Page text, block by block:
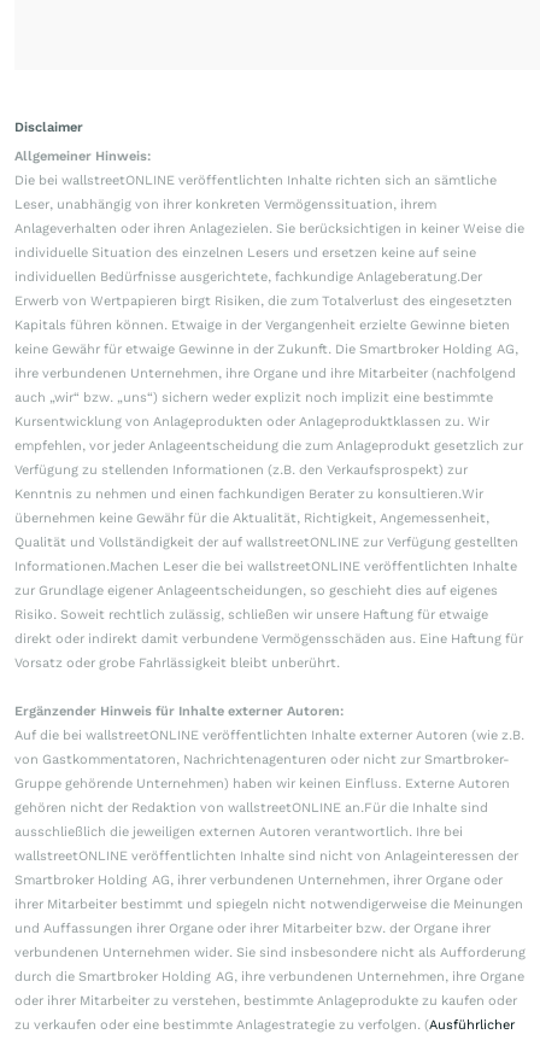
Disclaimer
Allgemeiner Hinweis:
Die bei wallstreetONLINE veröffentlichten Inhalte richten sich an sämtliche
Leser, unabhängig von ihrer konkreten Vermögenssituation, ihrem
Anlageverhalten oder ihren Anlagezielen. Sie berücksichtigen in keiner Weise die
individuelle Situation des einzelnen Lesers und ersetzen keine auf seine
individuellen Bedürfnisse ausgerichtete, fachkundige Anlageberatung.Der
Erwerb von Wertpapieren birgt Risiken, die zum Totalverlust des eingesetzten
Kapitals führen können. Etwaige in der Vergangenheit erzielte Gewinne bieten
keine Gewähr für etwaige Gewinne in der Zukunft. Die Smartbroker Holding AG,
ihre verbundenen Unternehmen, ihre Organe und ihre Mitarbeiter (nachfolgend
auch „wir“ bzw. „uns“) sichern weder explizit noch implizit eine bestimmte
Kursentwicklung von Anlageprodukten oder Anlageproduktklassen zu. Wir
empfehlen, vor jeder Anlageentscheidung die zum Anlageprodukt gesetzlich zur
Verfügung zu stellenden Informationen (z.B. den Verkaufsprospekt) zur
Kenntnis zu nehmen und einen fachkundigen Berater zu konsultieren.Wir
übernehmen keine Gewähr für die Aktualität, Richtigkeit, Angemessenheit,
Qualität und Vollständigkeit der auf wallstreetONLINE zur Verfügung gestellten
Informationen.Machen Leser die bei wallstreetONLINE veröffentlichten Inhalte
zur Grundlage eigener Anlageentscheidungen, so geschieht dies auf eigenes
Risiko. Soweit rechtlich zulässig, schließen wir unsere Haftung für etwaige
direkt oder indirekt damit verbundene Vermögensschäden aus. Eine Haftung für
Vorsatz oder grobe Fahrlässigkeit bleibt unberührt.
Ergänzender Hinweis für Inhalte externer Autoren:
Auf die bei wallstreetONLINE veröffentlichten Inhalte externer Autoren (wie z.B.
von Gastkommentatoren, Nachrichtenagenturen oder nicht zur Smartbroker-
Gruppe gehörende Unternehmen) haben wir keinen Einfluss. Externe Autoren
gehören nicht der Redaktion von wallstreetONLINE an.Für die Inhalte sind
ausschließlich die jeweiligen externen Autoren verantwortlich. Ihre bei
wallstreetONLINE veröffentlichten Inhalte sind nicht von Anlageinteressen der
Smartbroker Holding AG, ihrer verbundenen Unternehmen, ihrer Organe oder
ihrer Mitarbeiter bestimmt und spiegeln nicht notwendigerweise die Meinungen
und Auffassungen ihrer Organe oder ihrer Mitarbeiter bzw. der Organe ihrer
verbundenen Unternehmen wider. Sie sind insbesondere nicht als Aufforderung
durch die Smartbroker Holding AG, ihre verbundenen Unternehmen, ihre Organe
oder ihrer Mitarbeiter zu verstehen, bestimmte Anlageprodukte zu kaufen oder
zu verkaufen oder eine bestimmte Anlagestrategie zu verfolgen. (Ausführlicher